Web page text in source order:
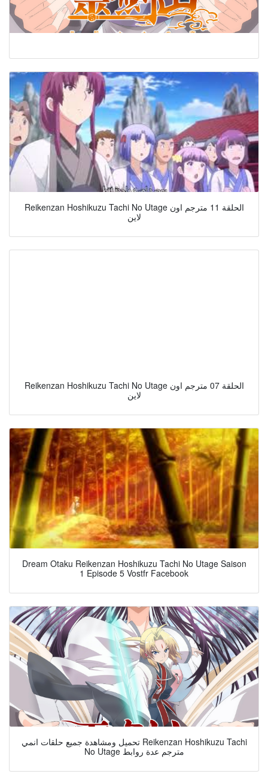
Reikenzan Hoshikuzu Tachi No Utage الحلقة 11 مترجم اون
لاين
Reikenzan Hoshikuzu Tachi No Utage الحلقة 07 مترجم اون
لاين
Dream Otaku Reikenzan Hoshikuzu Tachi No Utage Saison
1 Episode 5 Vostfr Facebook
تحميل ومشاهدة جميع حلقات انمي Reikenzan Hoshikuzu Tachi
No Utage مترجم عدة روابط